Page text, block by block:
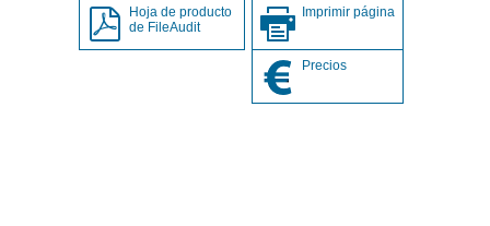
Hoja de producto
de FileAudit
Imprimir página
Precios